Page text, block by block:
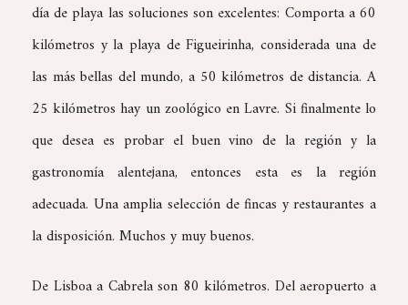
día de playa las soluciones son excelentes: Comporta a 60
kilómetros y la playa de Figueirinha, considerada una de
las más bellas del mundo, a 50 kilómetros de distancia. A
25 kilómetros hay un zoológico en Lavre. Si finalmente lo
que desea es probar el buen vino de la región y la
gastronomía alentejana, entonces esta es la región
adecuada. Una amplia selección de fincas y restaurantes a
la disposición. Muchos y muy buenos.
De Lisboa a Cabrela son 80 kilómetros. Del aeropuerto a